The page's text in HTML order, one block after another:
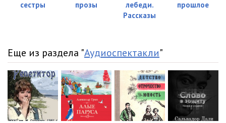
сестры
прозы
лебеди.
Рассказы
прошлое
Еще из раздела "Аудиоспектакли"